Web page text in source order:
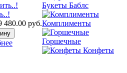
480.00 руб.
Букеты Баблс
Комплименты
Горшечные
Конфеты